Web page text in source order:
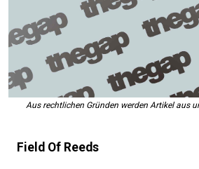
Aus rechtlichen Gründen werden Artikel aus
Field Of Reeds